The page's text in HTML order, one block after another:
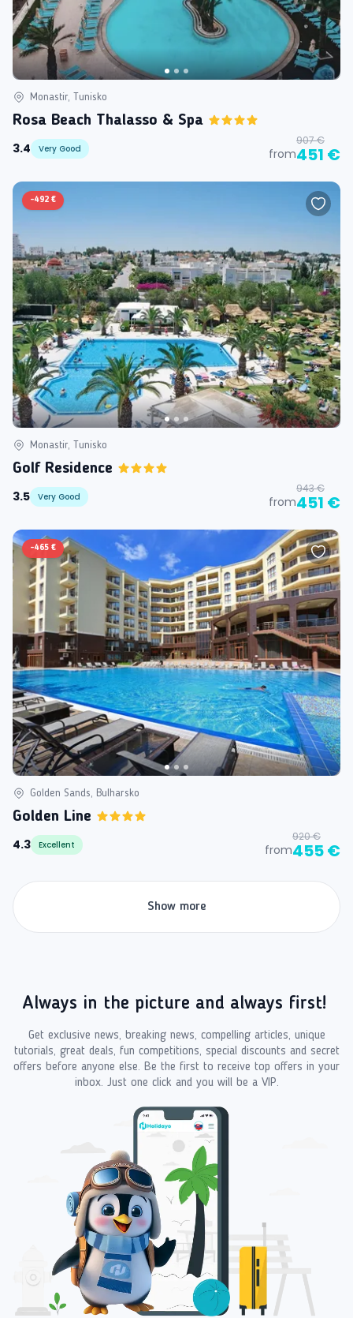
Monastir, Tunisko
Rosa Beach Thalasso & Spa
3.4
Very Good from
907 €
451 €
-492 €
Monastir, Tunisko
Golf Residence
3.5
Very Good from
943 €
451 €
-465 €
Golden Sands, Bulharsko
Golden Line
4.3
Excellent from
920 €
455 €
Show more
Always in the picture and always first!
Get exclusive news, breaking news, compelling articles, unique
tutorials, great deals, fun competitions, special discounts and secret
offers before anyone else. Be the first to receive top offers in your
inbox. Just one click and you will be a VIP.